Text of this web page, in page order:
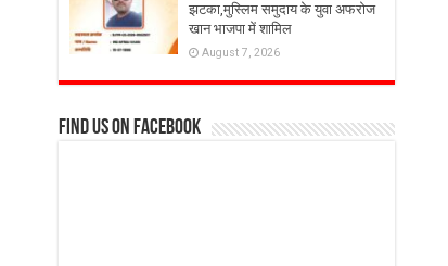
झटका,मुस्लिम समुदाय के युवा अफरोज
खान भाजपा में शामिल
August 7, 2026
Find us on Facebook